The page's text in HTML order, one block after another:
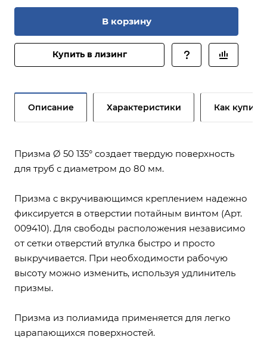
В корзину
Купить в лизинг
Описание Характеристики Как купить
Призма Ø 50 135° создает твердую поверхность
для труб с диаметром до 80 мм.
Призма с вкручивающимся креплением надежно
фиксируется в отверстии потайным винтом (Арт.
009410). Для свободы расположения независимо
от сетки отверстий втулка быстро и просто
выкручивается. При необходимости рабочую
высоту можно изменить, используя удлинитель
призмы.
Призма из полиамида применяется для легко
царапающихся поверхностей.